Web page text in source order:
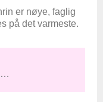
er nøye, faglig
på det varmeste.
…